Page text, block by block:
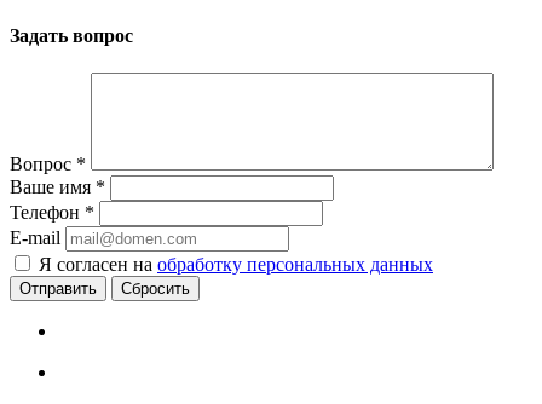
Задать вопрос
Вопрос *
Ваше имя *
Телефон *
E-mail
Я согласен на обработку персональных данных
Сбросить